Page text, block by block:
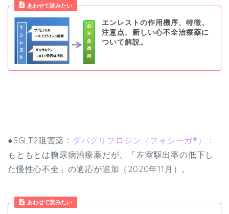
あわせて読みたい
エンレストの作用機序、特徴、
注意点。新しい心不全治療薬に
ついて解説。
●SGLT2阻害薬： ダパグリフロジン（フォシーガ®）
：
もともとは糖尿病治療薬だが、「左室駆出率の低下し
た慢性心不全」の適応が追加（2020年11月）。
あわせて読みたい